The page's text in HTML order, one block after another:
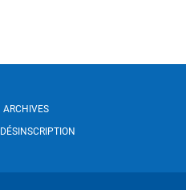
ARCHIVES
DÉSINSCRIPTION